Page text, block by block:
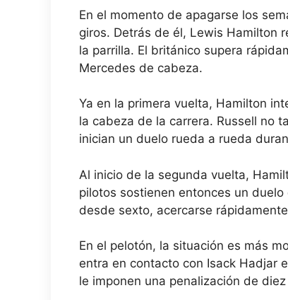
En el momento de apagarse los
giros. Detrás de él, Lewis Hamilton
la parrilla. El británico supera
Mercedes de cabeza.
Ya en la primera vuelta, Hamilton
la cabeza de la carrera. Russell no
inician un duelo rueda a rueda
Al inicio de la segunda vuelta,
pilotos sostienen entonces un
desde sexto, acercarse
En el pelotón, la situación es más
entra en contacto con Isack Hadjar
le imponen una penalización de